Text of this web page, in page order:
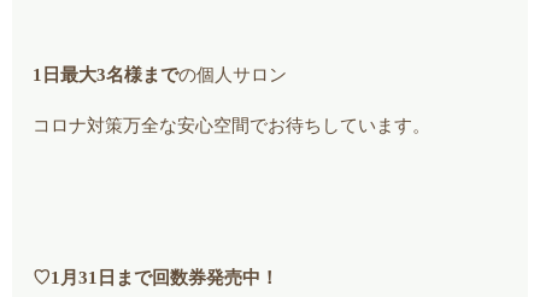
1日最大3名様までの個人サロン
コロナ対策万全な安心空間でお待ちしています。
♡1月31日まで回数券発売中！